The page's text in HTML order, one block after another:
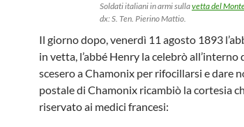
Soldati italiani in armi sullavetta del
dx: S. Ten. Pierino Mattio.
Il giorno dopo, venerdì 11 agosto 1893
in vetta, l’abbé Henry la celebrò
scesero a Chamonix per rifocillarsi e dare
postale di Chamonix ricambiò la cortesia
riservato ai medici francesi: